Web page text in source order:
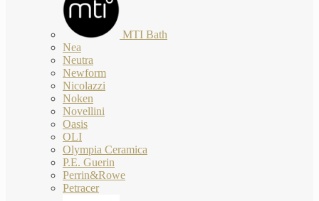
MTI Bath
Nea
Neutra
Newform
Nicolazzi
Noken
Novellini
Oasis
OLI
Olympia Ceramica
P.E. Guerin
Perrin&Rowe
Petracer